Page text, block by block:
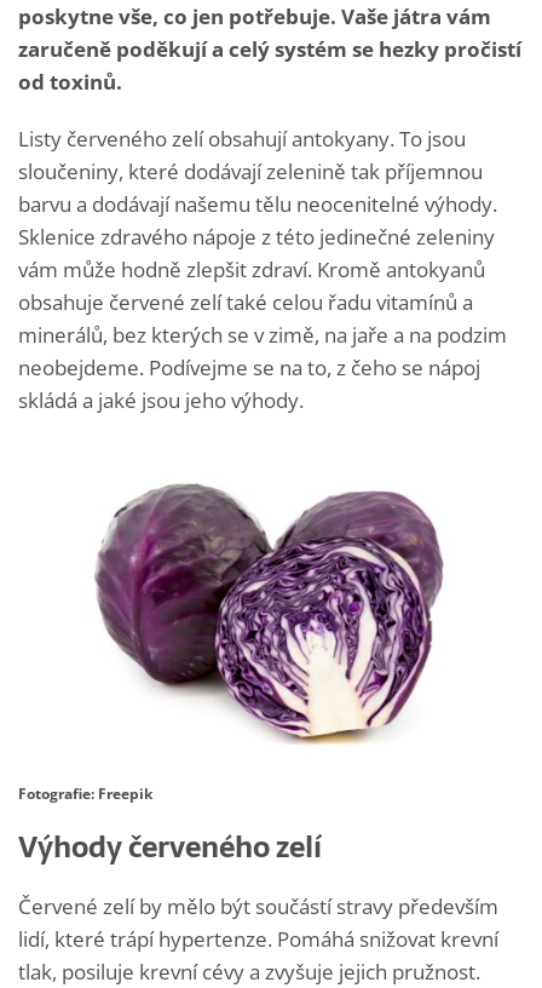
poskytne vše, co jen potřebuje. Vaše játra vám
zaručeně poděkují a celý systém se hezky pročistí
od toxinů.
Listy červeného zelí obsahují antokyany. To jsou
sloučeniny, které dodávají zelenině tak příjemnou
barvu a dodávají našemu tělu neocenitelné výhody.
Sklenice zdravého nápoje z této jedinečné zeleniny
vám může hodně zlepšit zdraví. Kromě antokyanů
obsahuje červené zelí také celou řadu vitamínů a
minerálů, bez kterých se v zimě, na jaře a na podzim
neobejdeme. Podívejme se na to, z čeho se nápoj
skládá a jaké jsou jeho výhody.
Fotografie: Freepik
Výhody červeného zelí
Červené zelí by mělo být součástí stravy především
lidí, které trápí hypertenze. Pomáhá snižovat krevní
tlak, posiluje krevní cévy a zvyšuje jejich pružnost.